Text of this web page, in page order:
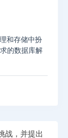
和存储中扮
的数据库解
战，并提出